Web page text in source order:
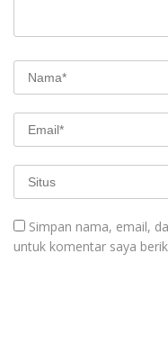
Simpan nama, email,
untuk komentar saya